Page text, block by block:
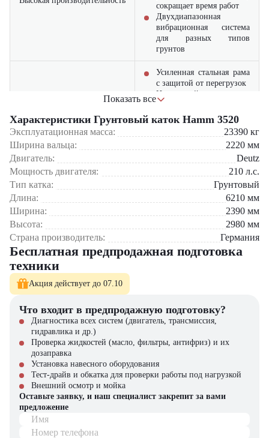
сокращает время работ
Двухдиапазонная
вибрационная система
для разных типов
грунтов
Усиленная стальная рама
с защитой от перегрузок
Износостойкие вальцы с
Немецкое качество
сборки гарантирует
долгий срок службы
Универсальность
Строительство
автомагистралей и дорог
Уплотнение оснований
аэродромных покрытий
Гидротехническое
строительство (плотины,
промышленных
Комфорт оператора
Регулируемое сиденье с
подогревом
Цветной дисплей
Экономическая
эффективность
Оптимизированный
Увеличенные
Области применения:
Крупное дорожное строительство
Аэродромное строительство
Гидротехническое строительство
Промышленное строительство
Компания "ЦТО" – официальный дилер Hamm – предлагает:
Новые катки с полной гарантией 2 года
Оригинальные запчасти со склада в Москве
Гибкие программы финансирования
Доставку по всей территории РФ
Обучение операторов
Грунтовый каток Hamm 3520 представляет собой профессиональное
оборудование для ответственных строительных проектов. Его
мощная конструкция, передовые технологии уплотнения и
немецкое качество делают эту модель оптимальным выбором для
подрядных организаций, выполняющих крупные
инфраструктурные проекты.
Показать все
Характеристики Грунтовый каток Hamm 3520
Эксплуатационная масса: 23390 кг
Ширина вальца:
2220 мм
Двигатель:
Deutz
Мощность двигателя:
210 л.с.
Тип катка:
Грунтовый
Длина:
6210 мм
Ширина:
2390 мм
Высота:
2980 мм
Страна производитель:
Германия
Бесплатная предпродажная подготовка
техники
Акция действует до 07.10
Что входит в предпродажную подготовку?
Диагностика всех систем (двигатель, трансмиссия,
гидравлика и др.)
Проверка жидкостей (масло, фильтры, антифриз) и их
дозаправка
Установка навесного оборудования
Тест-драйв и обкатка для проверки работы под нагрузкой
Внешний осмотр и мойка
Оставьте заявку, и наш специалист закрепит за вами
предложение
Имя
Номер телефона